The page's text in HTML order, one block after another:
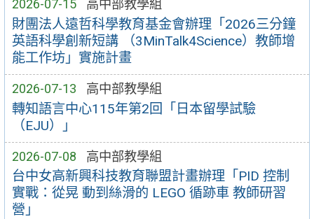
2026-07-15 高中部教學組
財團法人遠哲科學教育基金會辦理「2026三分鐘
英語科學創新短講 （3MinTalk4Science）教師增
能工作坊」實施計畫
2026-07-13 高中部教學組
轉知語言中心115年第2回「日本留學試驗
（EJU）」
2026-07-08 高中部教學組
台中女高新興科技教育聯盟計畫辦理「PID 控制
實戰：從晃 動到絲滑的 LEGO 循跡車 教師研習
營」